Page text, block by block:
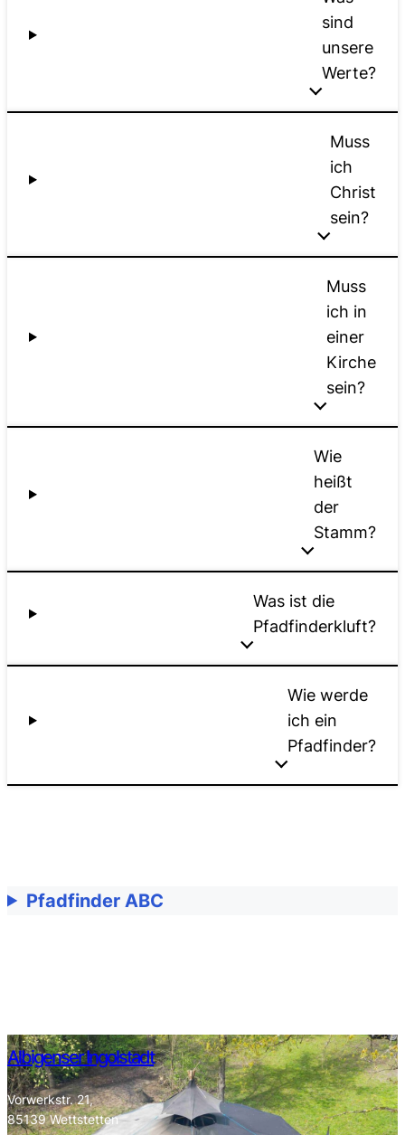
sind
unsere
Werte?
Muss
ich
Christ
sein?
Muss
ich in
einer
Kirche
sein?
Wie
heißt
der
Stamm?
Was ist die
Pfadfinderkluft?
Wie werde
ich ein
Pfadfinder?
Pfadfinder ABC
Albigenser Ingolstadt
Vorwerkstr. 21,
85139 Wettstetten